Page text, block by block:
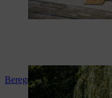
Beregning af klippetid